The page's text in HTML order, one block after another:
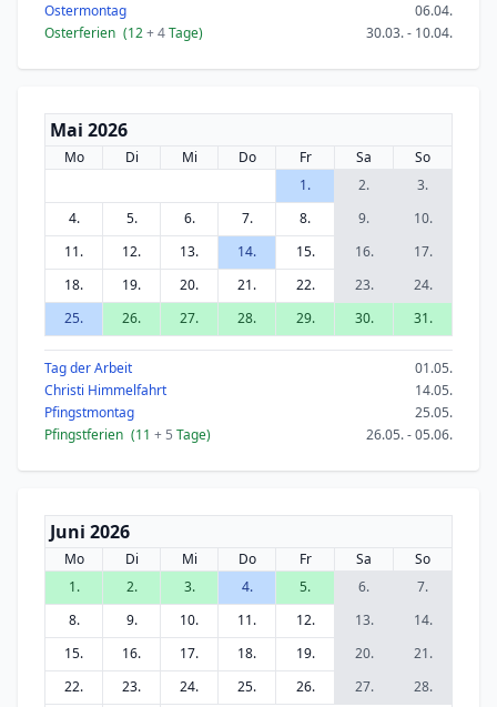
Ostermontag
06.04.
Osterferien (12+ 4Tage) 30.03. - 10.04.
Mai 2026
Mo Di Mi Do Fr Sa
So
1.
2.
3.
4.
5. 6. 7. 8. 9.
10.
11.
12. 13. 14. 15. 16.
17.
18.
19. 20. 21. 22. 23.
24.
25.
26. 27. 28. 29. 30. 31.
Tag der Arbeit
01.05.
Christi Himmelfahrt
14.05.
Pfingstmontag
25.05.
Pfingstferien (11 + 5 Tage) 26.05. - 05.06.
Juni 2026
Mo Di Mi Do Fr Sa
So
1.
2. 3. 4. 5. 6.
7.
8.
9. 10. 11. 12. 13.
14.
15.
16. 17. 18. 19. 20.
21.
22.
23. 24. 25. 26. 27. 28.